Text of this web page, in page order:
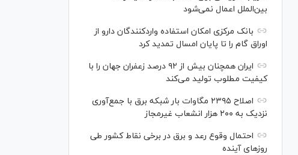
بین‌الملل اعمال نمی‌شود
بانک مرکزی امکان استفاده واردکنندگان دارو از
اوراق گام را تا پایان امسال تمدید کرد
ایران همچنان بیش از ۹۲ درصد زعفران جهان را با
کیفیت مطلوب تولید می‌کند
اصلاح ۲۳۹۵ مگاوات بار شبکه برق با جمع‌آوری
نزدیک به ۲۰۰ هزار انشعاب غیرمجاز
احتمال وقوع رعد و برق در برخی نقاط کشور طی
روز‌های آینده